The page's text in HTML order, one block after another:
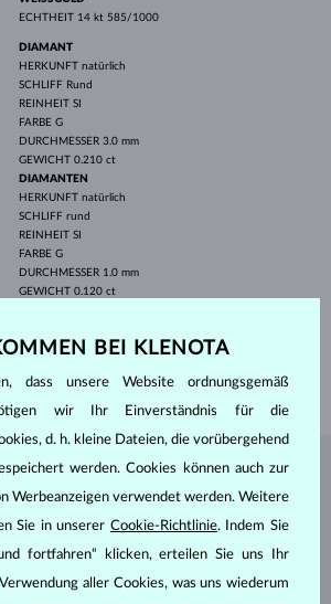
ECHTHEIT 14 kt 585/1000
DIAMANT
HERKUNFT natürlich
SCHLIFF Rund
REINHEIT SI
FARBE G
DURCHMESSER 3.0 mm
GEWICHT 0.210 ct
DIAMANTEN
HERKUNFT natürlich
SCHLIFF rund
REINHEIT SI
FARBE G
DURCHMESSER 1.0 mm
GEWICHT 0.120 ct
5.5 mm
1.00 g
DEM
BEI KLENOTA
dass unsere Website ordnungsgemäß
wir Ihr Einverständnis für die
d. h. kleine Dateien, die vorübergehend
werden. Cookies können auch zur
Werbeanzeigen verwendet werden. Weitere
Sie in unserer Cookie-Richtlinie. Indem Sie
fortfahren“ klicken, erteilen Sie uns Ihr
aller Cookies, was uns wiederum